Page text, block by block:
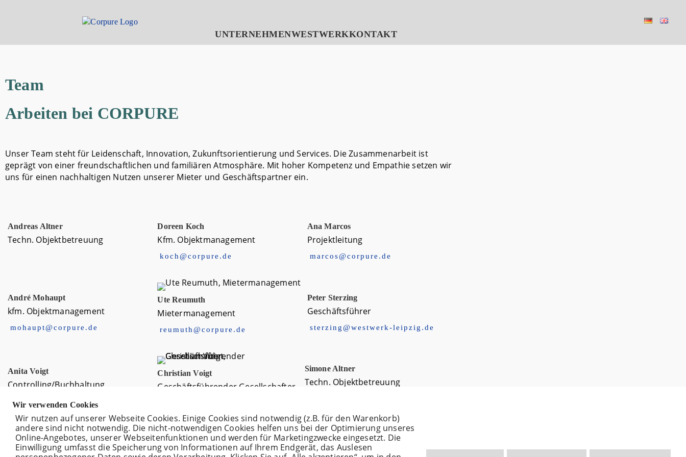
UNTERNEHMENWESTWERKKONTAKT
Team
Arbeiten bei CORPURE
Unser Team steht für Leidenschaft, Innovation, Zukunftsorientierung und Services. Die Zusammenarbeit ist
geprägt von einer freundschaftlichen und familiären Atmosphäre. Mit hoher Kompetenz und Empathie setzen wir
uns für einen nachhaltigen Nutzen unserer Mieter und Geschäftspartner ein.
Andreas Altner
Techn. Objektbetreuung
Doreen Koch
Kfm. Objektmanagement
koch@corpure.de
Ana Marcos
Projektleitung
marcos@corpure.de
André Mohaupt
kfm. Objektmanagement
mohaupt@corpure.de
Ute Reumuth
Mietermanagement
reumuth@corpure.de
Peter Sterzing
Geschäftsführer
sterzing@westwerk-leipzig.de
Anita Voigt
Controlling/Buchhaltung
avoigt@corpure.de
Christian Voigt
Geschäftsführender Gesellschafter
Simone Altner
Techn. Objektbetreuung
Wir verwenden Cookies
Wir nutzen auf unserer Webseite Cookies. Einige Cookies sind notwendig (z.B. für den Warenkorb)
andere sind nicht notwendig. Die nicht-notwendigen Cookies helfen uns bei der Optimierung unseres
Online-Angebotes, unserer Webseitenfunktionen und werden für Marketingzwecke eingesetzt. Die
Einwilligung umfasst die Speicherung von Informationen auf Ihrem Endgerät, das Auslesen